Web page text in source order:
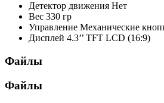
Детектор движения Нет
Вес 330 гр
Управление Механические
Дисплей 4.3’’ TFT LCD (16:9)
Файлы
Файлы